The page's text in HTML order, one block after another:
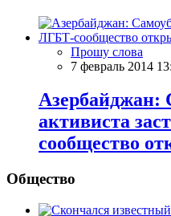
Прошу слова
7 февраль 2014
Азербайджан:
активиста
сообщество
Общество